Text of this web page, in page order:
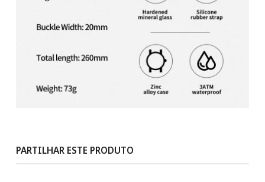
PARTILHAR ESTE PRODUTO